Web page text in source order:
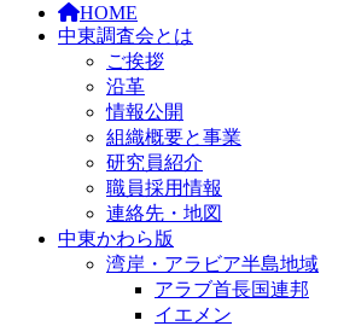
HOME
中東調査会とは
ご挨拶
沿革
情報公開
組織概要と事業
研究員紹介
職員採用情報
連絡先・地図
中東かわら版
湾岸・アラビア半島地域
アラブ首長国連邦
イエメン